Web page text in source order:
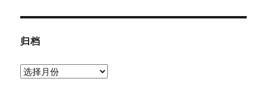
归档
归